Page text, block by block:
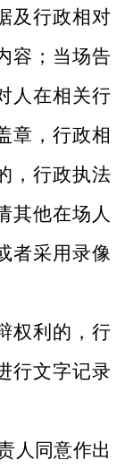
及行政相对
容；当场告
人在相关行
章，行政相
，行政执法
其他在场人
者采用录像
权利的，行
行文字记录
人同意作出